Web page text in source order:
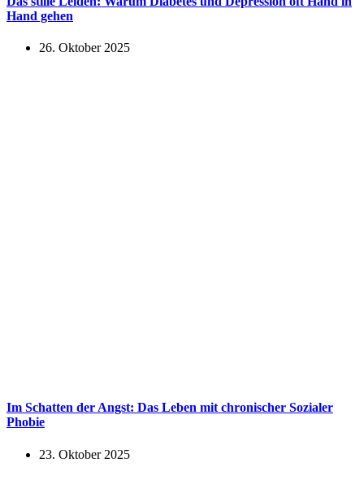
Hand gehen
26. Oktober 2025
Im Schatten der Angst: Das Leben mit chronischer Sozialer
Phobie
23. Oktober 2025